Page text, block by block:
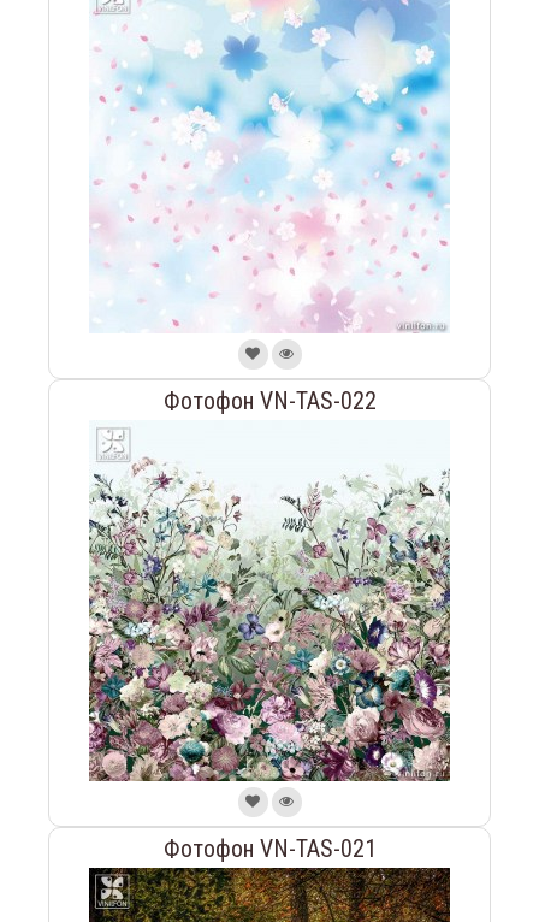
Фотофон VN-TAS-022
Фотофон VN-TAS-021